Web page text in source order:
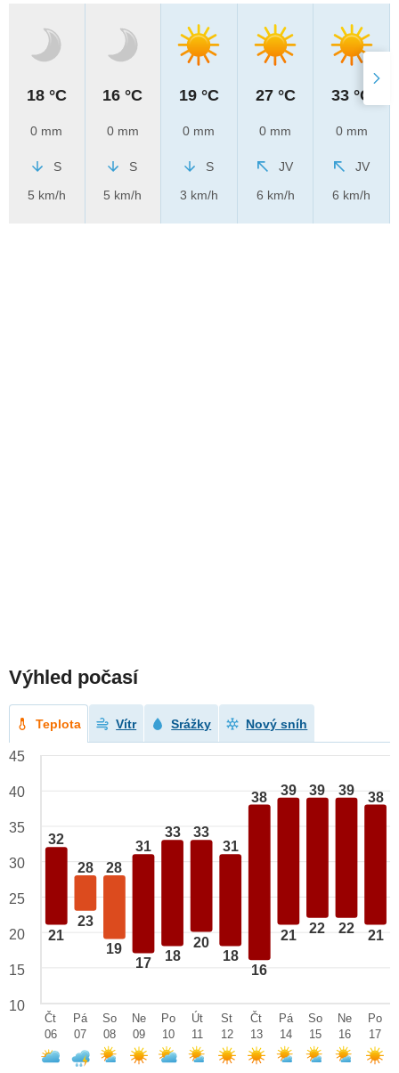
18 °C
0 mm
S
5 km/h
16 °C
0 mm
S
5 km/h
19 °C
0 mm
S
3 km/h
27 °C
0 mm
JV
6 km/h
33 °C
0 mm
JV
6 km/h
Výhled počasí
Teplota Vítr Srážky Nový sníh
32
21
28
23
28
19
31
17
33
18
33
20
31
18
38
16
39
21
39
22
39
22
38
21
45
40
35
30
25
20
15
10
Čt
06
Pá
07
So
08
Ne
09
Po
10
Út
11
St
12
Čt
13
Pá
14
So
15
Ne
16
Po
17